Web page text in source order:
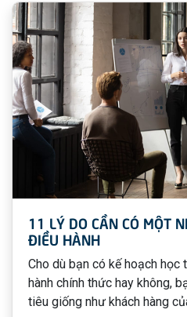
11 LÝ DO CẦN CÓ MỘT
ĐIỀU HÀNH
Cho dù bạn có kế hoạch học
hành chính thức hay không,
tiêu giống như khách hàng